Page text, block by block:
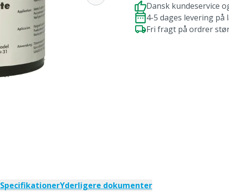
Dansk kundeservice
4-5 dages levering på
Fri fragt på ordrer
SpecifikationerYderligere dokumenter